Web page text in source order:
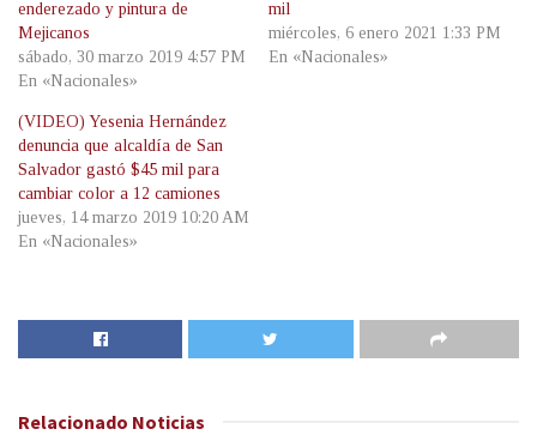
enderezado y pintura de
Mejicanos
sábado, 30 marzo 2019 4:57 PM
En «Nacionales»
mil
miércoles, 6 enero 2021 1:33 PM
En «Nacionales»
(VIDEO) Yesenia Hernández
denuncia que alcaldía de San
Salvador gastó $45 mil para
cambiar color a 12 camiones
jueves, 14 marzo 2019 10:20 AM
En «Nacionales»
Relacionado Noticias